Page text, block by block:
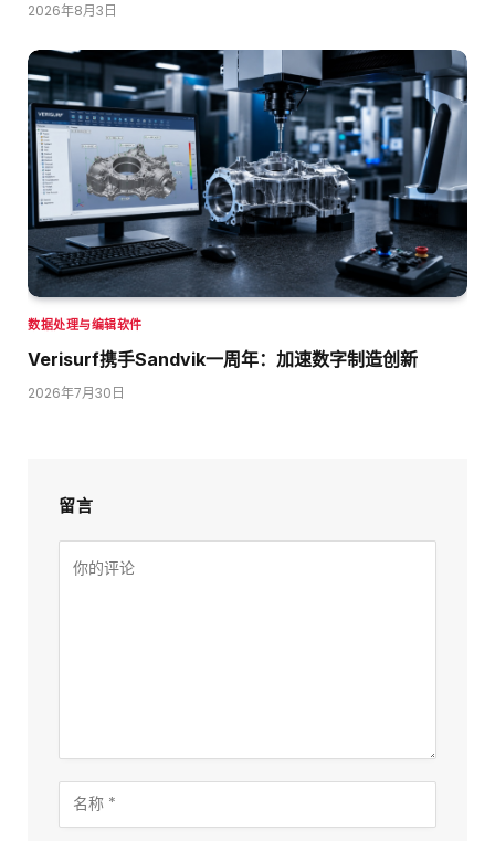
2026年8月3日
数据处理与编辑软件
Verisurf携手Sandvik一周年：加速数字制造创新
2026年7月30日
留言